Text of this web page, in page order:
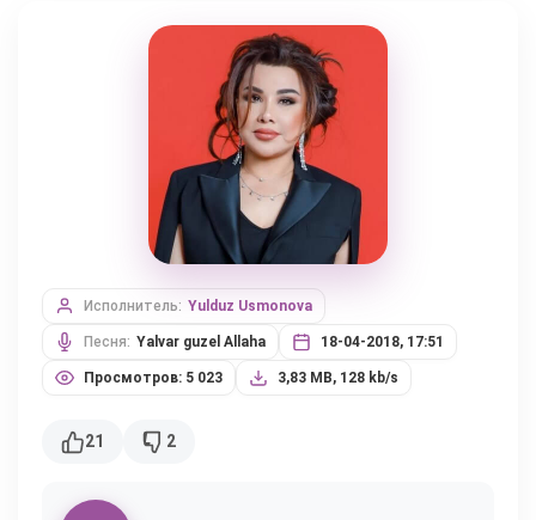
Исполнитель: Yulduz Usmonova
Песня: Yalvar guzel Allaha 18-04-2018, 17:51
Просмотров: 5 023 3,83 MB, 128 kb/s
21 2